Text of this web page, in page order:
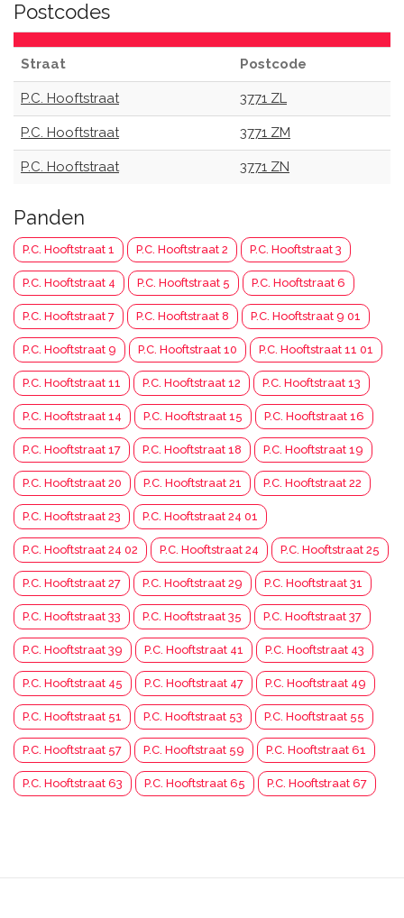
Postcodes
Straat Postcode
P.C. Hooftstraat 3771 ZL
P.C. Hooftstraat 3771 ZM
P.C. Hooftstraat 3771 ZN
Panden
P.C. Hooftstraat 1 P.C. Hooftstraat 2 P.C. Hooftstraat 3
P.C. Hooftstraat 4 P.C. Hooftstraat 5 P.C. Hooftstraat 6
P.C. Hooftstraat 7 P.C. Hooftstraat 8 P.C. Hooftstraat 9 01
P.C. Hooftstraat 9 P.C. Hooftstraat 10 P.C. Hooftstraat 11 01
P.C. Hooftstraat 11 P.C. Hooftstraat 12 P.C. Hooftstraat 13
P.C. Hooftstraat 14 P.C. Hooftstraat 15 P.C. Hooftstraat 16
P.C. Hooftstraat 17 P.C. Hooftstraat 18 P.C. Hooftstraat 19
P.C. Hooftstraat 20 P.C. Hooftstraat 21 P.C. Hooftstraat 22
P.C. Hooftstraat 23 P.C. Hooftstraat 24 01
P.C. Hooftstraat 24 02 P.C. Hooftstraat 24 P.C. Hooftstraat 25
P.C. Hooftstraat 27 P.C. Hooftstraat 29 P.C. Hooftstraat 31
P.C. Hooftstraat 33 P.C. Hooftstraat 35 P.C. Hooftstraat 37
P.C. Hooftstraat 39 P.C. Hooftstraat 41 P.C. Hooftstraat 43
P.C. Hooftstraat 45 P.C. Hooftstraat 47 P.C. Hooftstraat 49
P.C. Hooftstraat 51 P.C. Hooftstraat 53 P.C. Hooftstraat 55
P.C. Hooftstraat 57 P.C. Hooftstraat 59 P.C. Hooftstraat 61
P.C. Hooftstraat 63 P.C. Hooftstraat 65 P.C. Hooftstraat 67